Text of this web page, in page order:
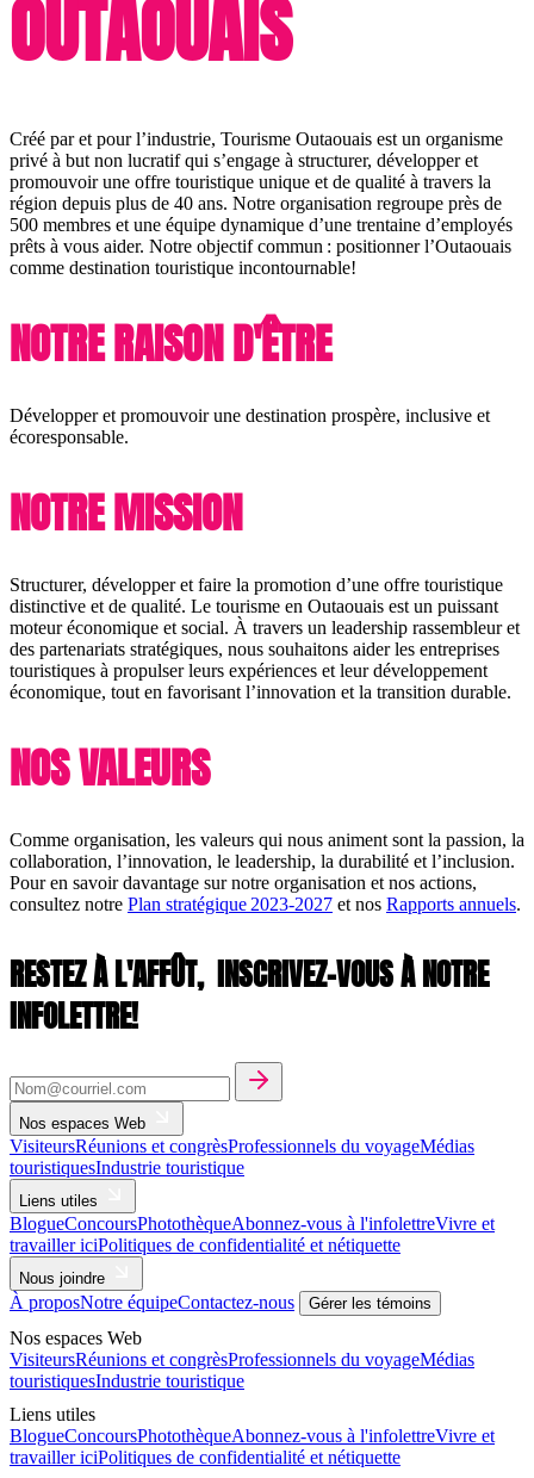
OUTAOUAIS
Créé par et pour l’industrie, Tourisme Outaouais est un organisme
privé à but non lucratif qui s’engage à structurer, développer et
promouvoir une offre touristique unique et de qualité à travers la
région depuis plus de 40 ans. Notre organisation regroupe près de
500 membres et une équipe dynamique d’une trentaine d’employés
prêts à vous aider. Notre objectif commun : positionner l’Outaouais
comme destination touristique incontournable!
NOTRE RAISON D'ÊTRE
Développer et promouvoir une destination prospère, inclusive et
écoresponsable.
NOTRE MISSION
Structurer, développer et faire la promotion d’une offre touristique
distinctive et de qualité. Le tourisme en Outaouais est un puissant
moteur économique et social. À travers un leadership rassembleur et
des partenariats stratégiques, nous souhaitons aider les entreprises
touristiques à propulser leurs expériences et leur développement
économique, tout en favorisant l’innovation et la transition durable.
NOS VALEURS
Comme organisation, les valeurs qui nous animent sont la passion, la
collaboration, l’innovation, le leadership, la durabilité et l’inclusion.
Pour en savoir davantage sur notre organisation et nos actions,
consultez notre Plan stratégique 2023-2027 et nos Rapports annuels.
RESTEZ À L'AFFÛT, INSCRIVEZ-VOUS À NOTRE
INFOLETTRE!
Nos espaces Web
VisiteursRéunions et congrèsProfessionnels du voyageMédias
touristiquesIndustrie touristique
Liens utiles
BlogueConcoursPhotothèqueAbonnez-vous à l'infolettreVivre et
travailler iciPolitiques de confidentialité et nétiquette
Nous joindre
À proposNotre équipeContactez-nous Gérer les témoins
Nos espaces Web
VisiteursRéunions et congrèsProfessionnels du voyageMédias
touristiquesIndustrie touristique
Liens utiles
BlogueConcoursPhotothèqueAbonnez-vous à l'infolettreVivre et
travailler iciPolitiques de confidentialité et nétiquette